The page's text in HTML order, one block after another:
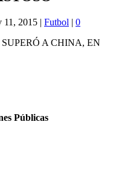
11, 2015 | Futbol | 0
Públicas